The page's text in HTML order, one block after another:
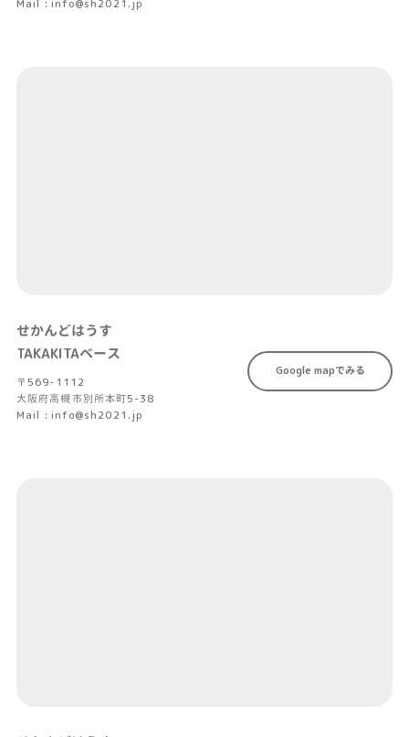
Mail : info@sh2021.jp
せかんどはうす
TAKAKITAベース
〒569-1112
大阪府高槻市別所本町5-38
Mail : info@sh2021.jp
Google mapでみる